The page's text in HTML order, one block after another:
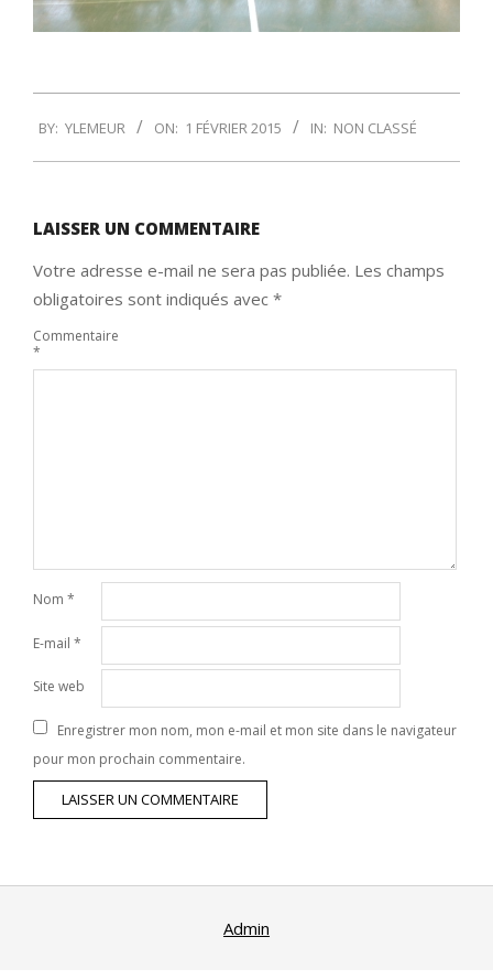
02-
01
BY: YLEMEUR ON: 1 FÉVRIER 2015 IN: NON CLASSÉ
LAISSER UN COMMENTAIRE
Votre adresse e-mail ne sera pas publiée. Les champs
obligatoires sont indiqués avec *
Commentaire
*
Nom *
E-mail *
Site web
Enregistrer mon nom, mon e-mail et mon site dans le navigateur
pour mon prochain commentaire.
Admin